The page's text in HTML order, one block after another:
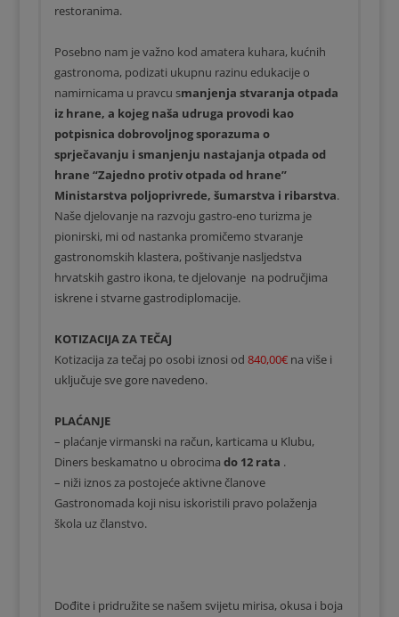
restoranima.
Posebno nam je važno kod amatera kuhara, kućnih
gastronoma, podizati ukupnu razinu edukacije o
namirnicama u pravcu smanjenja stvaranja otpada
iz hrane, a kojeg naša udruga provodi kao
potpisnica dobrovoljnog sporazuma o
sprječavanju i smanjenju nastajanja otpada od
hrane “Zajedno protiv otpada od hrane”
Ministarstva poljoprivrede, šumarstva i ribarstva.
Naše djelovanje na razvoju gastro-eno turizma je
pionirski, mi od nastanka promičemo stvaranje
gastronomskih klastera, poštivanje nasljedstva
hrvatskih gastro ikona, te djelovanje na područjima
iskrene i stvarne gastrodiplomacije.
KOTIZACIJA ZA TEČAJ
Kotizacija za tečaj po osobi iznosi od 840,00€na više i
uključuje sve gore navedeno.
PLAĆANJE
– plaćanje virmanski na račun, karticama u Klubu,
Diners beskamatno u obrocima do 12 rata .
– niži iznos za postojeće aktivne članove
Gastronomada koji nisu iskoristili pravo polaženja
škola uz članstvo.
Dođite i pridružite se našem svijetu mirisa, okusa i boja